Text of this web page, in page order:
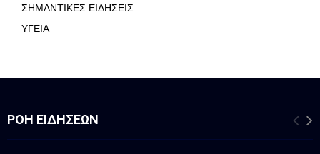
ΣΗΜΑΝΤΙΚΕΣ ΕΙΔΗΣΕΙΣ
ΥΓΕΙΑ
ΡΟΉ ΕΙΔΉΣΕΩΝ